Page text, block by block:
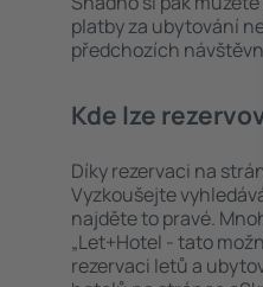
platby za ubytování
předchozích
Kde lze
Díky rezervaci na
Vyzkoušejte
najděte to pravé.
„Let+Hotel - tato
rezervaci letů a